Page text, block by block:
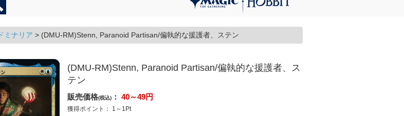
ミナリア > (DMU-RM)Stenn, Paranoid Partisan/偏執的な援護者、ステン
(DMU-RM)Stenn, Paranoid Partisan/偏執的な援護者、ス
テン
販売価格(税込) ： 40～49円
獲得ポイント： 1～1 Pt